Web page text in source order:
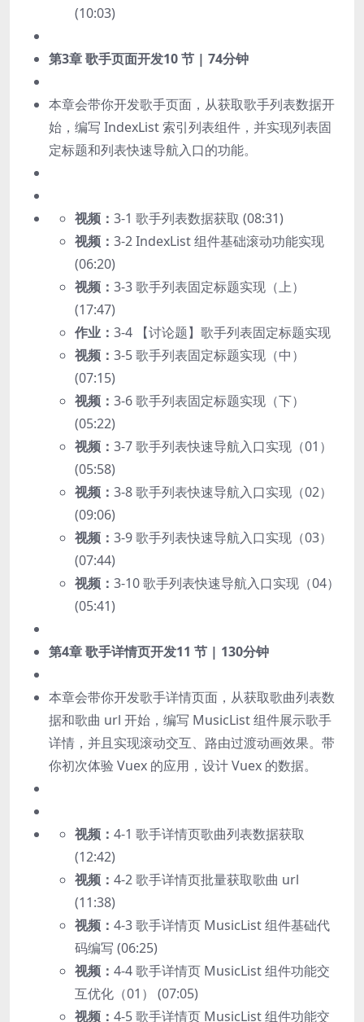
(10:03)
第3章 歌手页面开发10 节 | 74分钟
本章会带你开发歌手页面，从获取歌手列表数据开
始，编写 IndexList 索引列表组件，并实现列表固
定标题和列表快速导航入口的功能。
视频： 3-1 歌手列表数据获取 (08:31)
视频： 3-2 IndexList 组件基础滚动功能实现
(06:20)
视频： 3-3 歌手列表固定标题实现（上）
(17:47)
作业： 3-4 【讨论题】歌手列表固定标题实现
视频： 3-5 歌手列表固定标题实现（中）
(07:15)
视频： 3-6 歌手列表固定标题实现（下）
(05:22)
视频： 3-7 歌手列表快速导航入口实现（01）
(05:58)
视频： 3-8 歌手列表快速导航入口实现（02）
(09:06)
视频： 3-9 歌手列表快速导航入口实现（03）
(07:44)
视频： 3-10 歌手列表快速导航入口实现（04）
(05:41)
第4章 歌手详情页开发11 节 | 130分钟
本章会带你开发歌手详情页面，从获取歌曲列表数
据和歌曲 url 开始，编写 MusicList 组件展示歌手
详情，并且实现滚动交互、路由过渡动画效果。带
你初次体验 Vuex 的应用，设计 Vuex 的数据。
视频： 4-1 歌手详情页歌曲列表数据获取
(12:42)
视频： 4-2 歌手详情页批量获取歌曲 url
(11:38)
视频： 4-3 歌手详情页 MusicList 组件基础代
码编写 (06:25)
视频： 4-4 歌手详情页 MusicList 组件功能交
互优化（01） (07:05)
视频： 4-5 歌手详情页 MusicList 组件功能交